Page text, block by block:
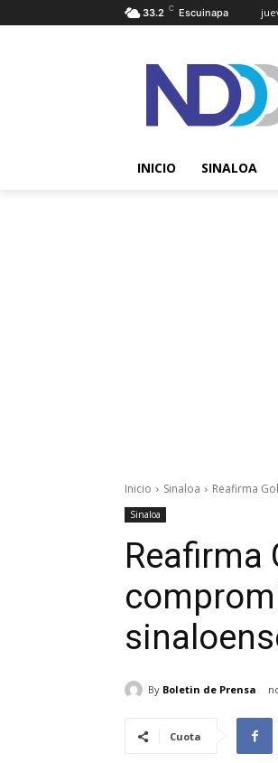
33.2 C Escuinapa
INICIO SINALOA
Inicio Sinaloa Reafirma
Sinaloa
Reafirma
By Boletin de Prensa
Cuota